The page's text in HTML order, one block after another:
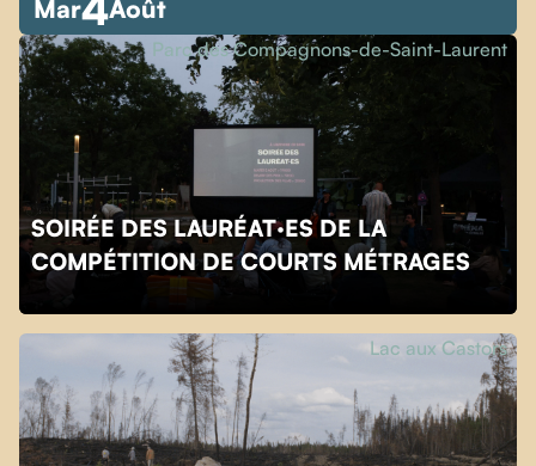
Mar Août
SOIRÉE DES LAURÉAT·ES DE LA
COMPÉTITION DE COURTS MÉTRAGES
Parc des Compagnons-de-Saint-Laurent
Lac aux Castors